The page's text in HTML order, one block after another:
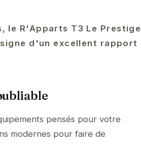
le R'Apparts T3 Le Prestige
d'un excellent rapport
pensés pour votre
modernes pour faire de